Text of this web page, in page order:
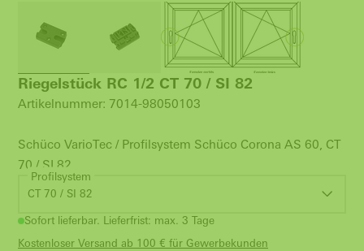
Riegelstück RC 1/2 CT 70 / SI 82
Artikelnummer: 7014-98050103
Schüco VarioTec / Profilsystem Schüco Corona AS 60, CT
70 / SI 82
Profilsystem
CT 70 / SI 82
Sofort lieferbar. Lieferfrist: max. 3 Tage
Kostenloser Versand ab 100 € für Gewerbekunden